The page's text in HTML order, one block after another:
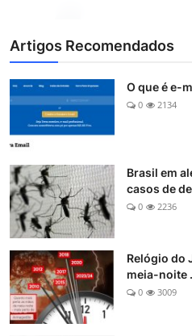
Artigos Recomendados
O que é e-
0 2134
Brasil em
casos de
0 2236
Relógio do
meia-noite
0 3009